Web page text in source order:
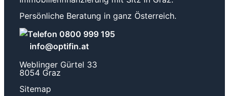
Persönliche Beratung in ganz Österreich.
0800 999 195
info@optifin.at
Weblinger Gürtel 33
8054 Graz
Sitemap